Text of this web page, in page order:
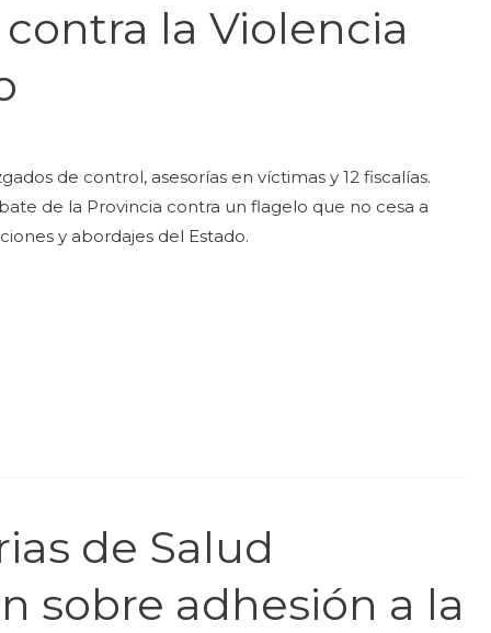
la Violencia
de control, asesorías en víctimas y 12 fiscalías.
de la Provincia contra un flagelo que no cesa a
y abordajes del Estado.
de Salud
sobre adhesión a la